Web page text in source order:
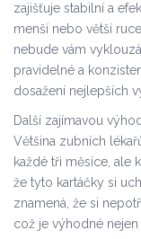
zajišťuje stabilní a
menší nebo větší
nebude vám
pravidelné a
dosažení nejlepších
Další zajímavou
Většina zubních
každé tři měsíce, ale
že tyto kartáčky si
znamená, že si
což je výhodné